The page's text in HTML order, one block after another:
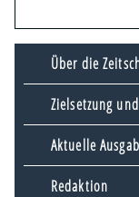
Über die
Zielsetzung
Aktuelle
Redaktion